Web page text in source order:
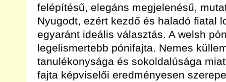
felépítésű, elegáns megjelenésű,
Nyugodt, ezért kezdő és haladó fiatal
egyaránt ideális választás. A welsh
legelismertebb pónifajta. Nemes
tanulékonysága és sokoldalúsága
fajta képviselői eredményesen